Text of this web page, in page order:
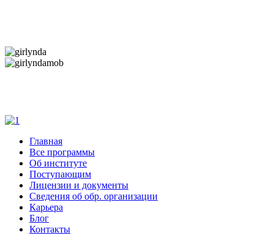
Главная
Все программы
Об институте
Поступающим
Лицензии и документы
Сведения об обр. организации
Карьера
Блог
Контакты